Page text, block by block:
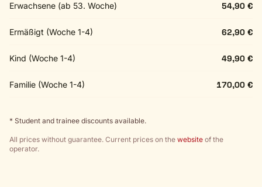
Erwachsene (ab 53. Woche) 54,90 €
Ermäßigt (Woche 1-4) 62,90 €
Kind (Woche 1-4) 49,90 €
Familie (Woche 1-4) 170,00 €
* Student and trainee discounts available.
All prices without guarantee. Current prices on the website of the
operator.